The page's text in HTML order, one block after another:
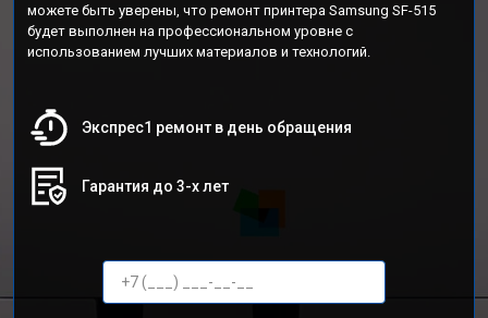
можете быть уверены, что ремонт принтера Samsung SF-515
будет выполнен на профессиональном уровне с
использованием лучших материалов и технологий.
Экспрес1 ремонт в день обращения
Гарантия до 3-х лет